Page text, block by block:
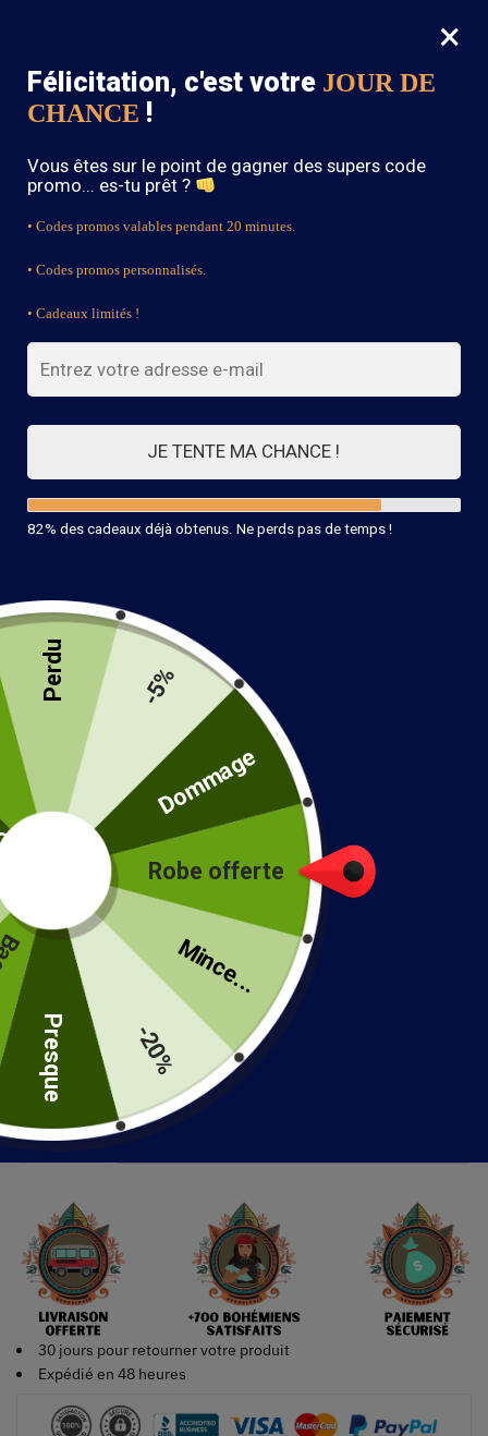
0
SOLDES : -15% sur toute la boutique avec le code « BOHEME15 »
Bottines Style Bohème
65.99€
Pointure
30 jours pour retourner votre produit
Expédié en 48 heures
×
Félicitation, c'est votre JOUR DE
CHANCE !
Vous êtes sur le point de gagner des supers code
promo... es-tu prêt ?
• Codes promos valables pendant 20 minutes.
• Codes promos personnalisés.
• Cadeaux limités !
JE TENTE MA CHANCE !
82% des cadeaux déjà obtenus. Ne perds pas de temps !
Robe offerte
Mince...
-20%
Presque
Perdu -5%
Dommage